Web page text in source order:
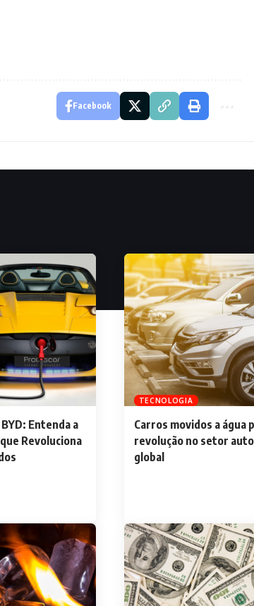
Facebook
Entenda a
Revoluciona
TECNOLOGIA
Carros movidos a água
revolução no setor
global